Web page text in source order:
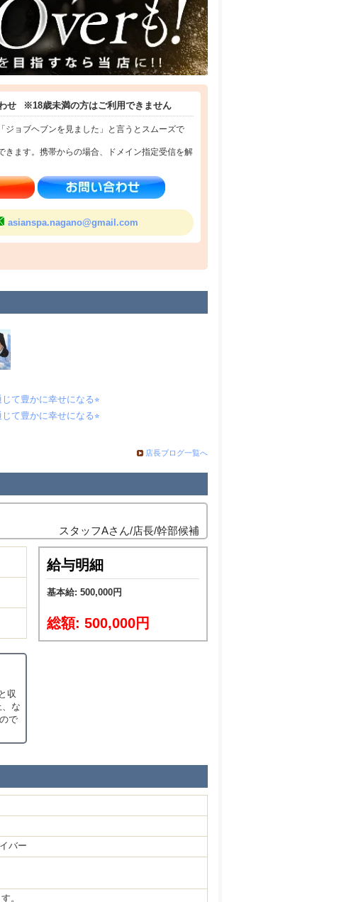
ません。
」
など、多くの学びがあります。
長する。
夢を実現し、幸せな人生を送る。
せ ※18歳未満の方はご利用できません
ジョブヘブンを見ました」と言うとスムーズで
きます。携帯からの場合、ドメイン指定受信を解
asianspa.nagano@gmail.com
じて豊かに幸せになる⭐︎
じて豊かに幸せになる⭐︎
店長ブログ一覧へ
スタッフAさん/店長/幹部候補
収
な
で
給与明細
基本給: 500,000円
総額: 500,000円
バー
。